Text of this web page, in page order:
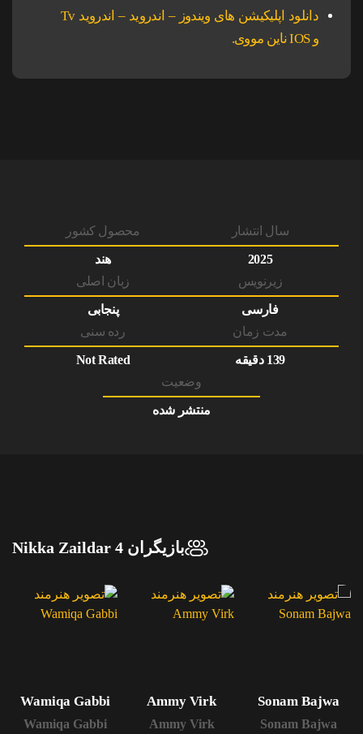
دانلود اپلیکیشن های ویندوز – اندروید – اندروید Tv
و IOS ناین مووی.
سال انتشار
2025
محصول کشور
هند
زیرنویس
فارسی
زبان اصلی
پنجابی
مدت زمان
139 دقیقه
رده سنی
Not Rated
وضعیت
منتشر شده
بازیگران Nikka Zaildar 4
Sonam Bajwa
Sonam Bajwa
Ammy Virk
Ammy Virk
Wamiqa Gabbi
Wamiqa Gabbi